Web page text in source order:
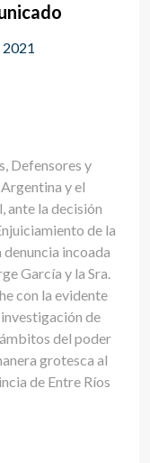
Defensores y
y el
ante la decisión
de la
incoada
García y la Sra.
con la evidente
de
del poder
grotesca al
de Entre Ríos